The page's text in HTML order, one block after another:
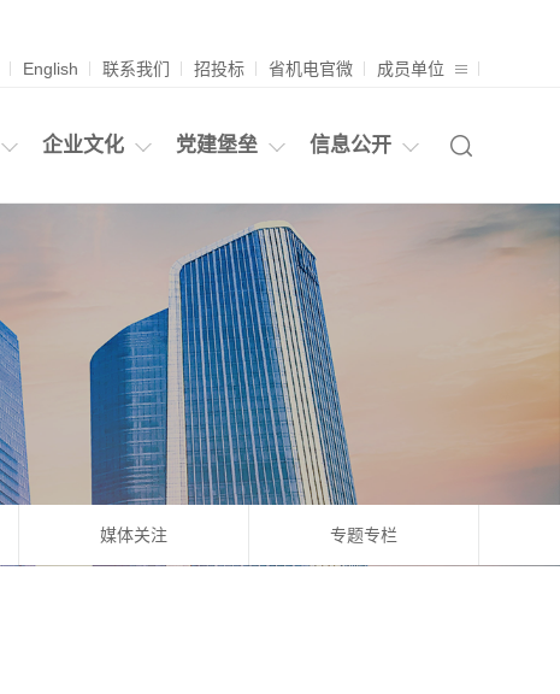
English 联系我们 招投标 省机电官微 成员单位
企业文化 党建堡垒 信息公开
媒体关注 专题专栏